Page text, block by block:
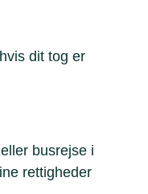
dit tog er
busrejse i
rettigheder